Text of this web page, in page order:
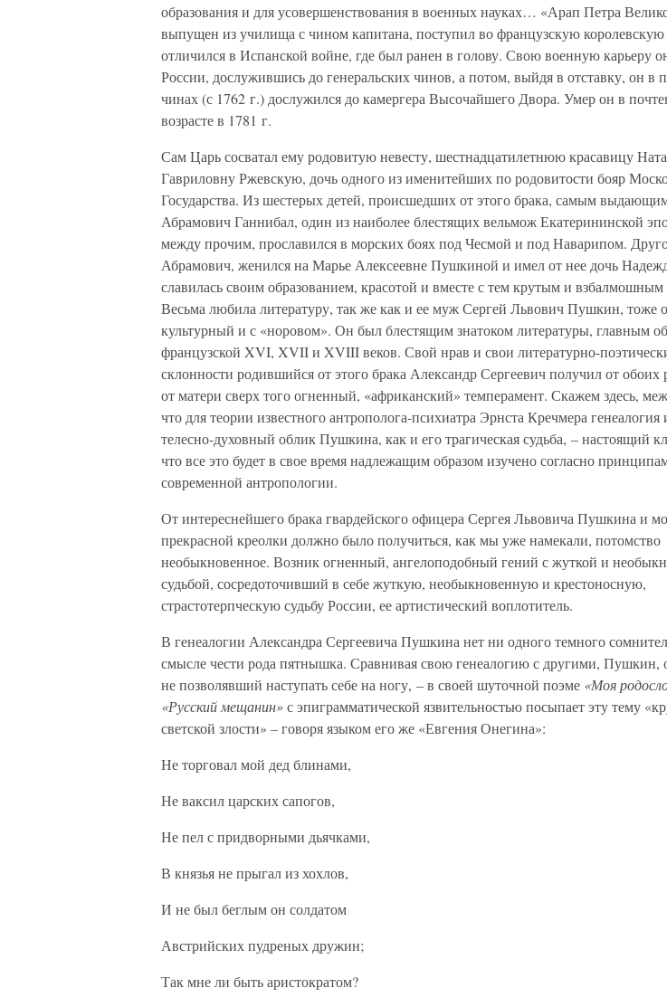
образования и для усовершенствования в военных науках… «Арап Петра
выпущен из училища с чином капитана, поступил во французскую
отличился в Испанской войне, где был ранен в голову. Свою военную карьеру
России, дослужившись до генеральских чинов, а потом, выйдя в отставку, он в
чинах (с 1762 г.) дослужился до камергера Высочайшего Двора. Умер он в
возрасте в 1781 г.
Сам Царь сосватал ему родовитую невесту, шестнадцатилетнюю красавицу
Гавриловну Ржевскую, дочь одного из именитейших по родовитости бояр
Государства. Из шестерых детей, происшедших от этого брака, самым
Абрамович Ганнибал, один из наиболее блестящих вельмож Екатерининской
между прочим, прославился в морских боях под Чесмой и под Наварипом.
Абрамович, женился на Марье Алексеевне Пушкиной и имел от нее дочь
славилась своим образованием, красотой и вместе с тем крутым и
Весьма любила литературу, так же как и ее муж Сергей Львович Пушкин, тоже
культурный и с «норовом». Он был блестящим знатоком литературы, главным
французской XVI, XVII и XVIII веков. Свой нрав и свои литературно-
склонности родившийся от этого брака Александр Сергеевич получил от обоих
от матери сверх того огненный, «африканский» темперамент. Скажем здесь,
что для теории известного антрополога-психиатра Эрнста Кречмера генеалогия
телесно-духовный облик Пушкина, как и его трагическая судьба, – настоящий
что все это будет в свое время надлежащим образом изучено согласно
современной антропологии.
От интереснейшего брака гвардейского офицера Сергея Львовича Пушкина и
прекрасной креолки должно было получиться, как мы уже намекали, потомство
необыкновенное. Возник огненный, ангелоподобный гений с жуткой и
судьбой, сосредоточивший в себе жуткую, необыкновенную и крестоносную,
страстотерпческую судьбу России, ее артистический воплотитель.
В генеалогии Александра Сергеевича Пушкина нет ни одного темного
смысле чести рода пятнышка. Сравнивая свою генеалогию с другими, Пушкин,
не позволявший наступать себе на ногу, – в своей шуточной поэме «Моя
«Русский мещанин»с эпиграмматической язвительностью посыпает эту тему
светской злости» – говоря языком его же «Евгения Онегина»:
Не торговал мой дед блинами,
Не ваксил царских сапогов,
Не пел с придворными дьячками,
В князья не прыгал из хохлов,
И не был беглым он солдатом
Австрийских пудреных дружин;
Так мне ли быть аристократом?